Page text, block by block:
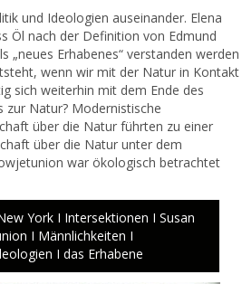
und Ideologien auseinander. Elena
Öl nach der Definition von Edmund
„neues Erhabenes“ verstanden werden
wenn wir mit der Natur in Kontakt
sich weiterhin mit dem Ende des
zur Natur? Modernistische
über die Natur führten zu einer
über die Natur unter dem
war ökologisch betrachtet
York I Intersektionen I Susan
I Männlichkeiten I
I das Erhabene